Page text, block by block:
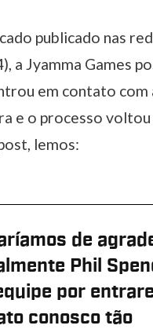
publicado nas
a Jyamma Games
em contato com
e o processo voltou
lemos:
de
Phil
por
conosco tão